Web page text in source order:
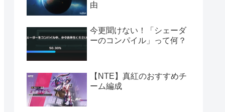
由
今更聞けない！「シェーダ
ーのコンパイル」って何？
【NTE】真紅のおすすめチ
ーム編成